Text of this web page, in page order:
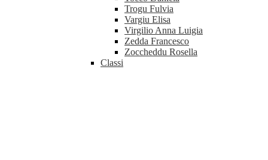
Trogu Fulvia
Vargiu Elisa
Virgilio Anna Luigia
Zedda Francesco
Zoccheddu Rosella
Classi